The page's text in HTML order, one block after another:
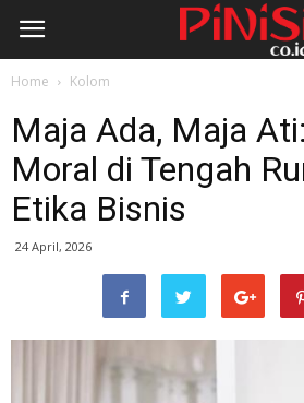
Home Kolom
Maja Ada, Maja
Moral di Tengah
Etika Bisnis
24 April, 2026